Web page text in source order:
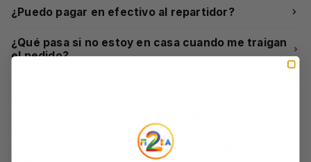
¿Puedo pagar en efectivo al repartidor?
¿Qué pasa si no estoy en casa cuando me traigan
el pedido?
¿Solo tenéis los modelos y tallas que aparecen en